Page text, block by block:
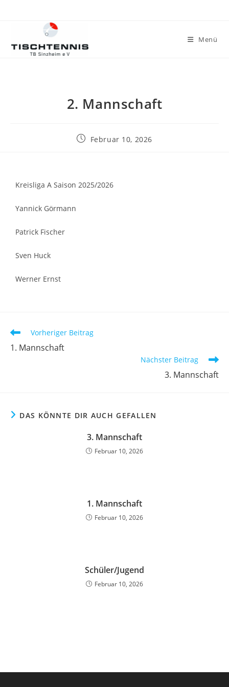
Menü
2. Mannschaft
Februar 10, 2026
Kreisliga A Saison 2025/2026
Yannick Görmann
Patrick Fischer
Sven Huck
Werner Ernst
Vorheriger Beitrag
1. Mannschaft
Nächster Beitrag
3. Mannschaft
DAS KÖNNTE DIR AUCH GEFALLEN
3. Mannschaft
Februar 10, 2026
1. Mannschaft
Februar 10, 2026
Schüler/Jugend
Februar 10, 2026